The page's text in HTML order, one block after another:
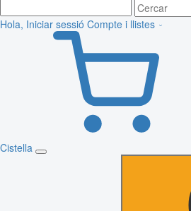
Hola, Iniciar sessió Compte i llistes
Cistella